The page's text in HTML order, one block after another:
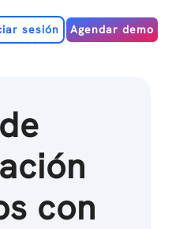
sesión Agendar demo
con